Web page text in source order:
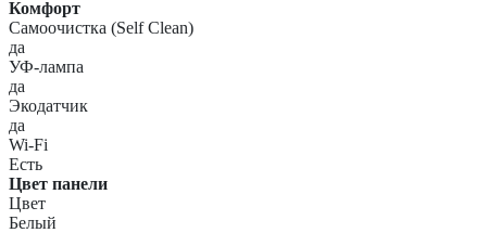
Комфорт
Самоочистка (Self Clean)
да
УФ-лампа
да
Экодатчик
да
Wi-Fi
Есть
Цвет панели
Цвет
Белый